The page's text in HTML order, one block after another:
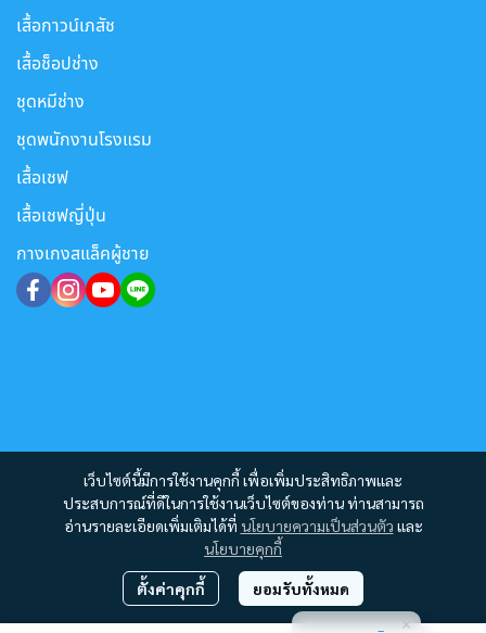
เว็บไซต์นี้มีการใช้งานคุกกี้ เพื่อเพิ่มประสิทธิภาพและ
ประสบการณ์ที่ดีในการใช้งานเว็บไซต์ของท่าน ท่านสามารถ
อ่านรายละเอียดเพิ่มเติมได้ที่ นโยบายความเป็นส่วนตัว และ
นโยบายคุกกี้
ตั้งค่าคุกกี้ ยอมรับทั้งหมด
เสื้อกาวน์เภสัช
เสื้อช็อปช่าง
ชุดหมีช่าง
ชุดพนักงานโรงแรม
เสื้อเชฟ
เสื้อเชฟญี่ปุ่น
กางเกงสแล็คผู้ชาย